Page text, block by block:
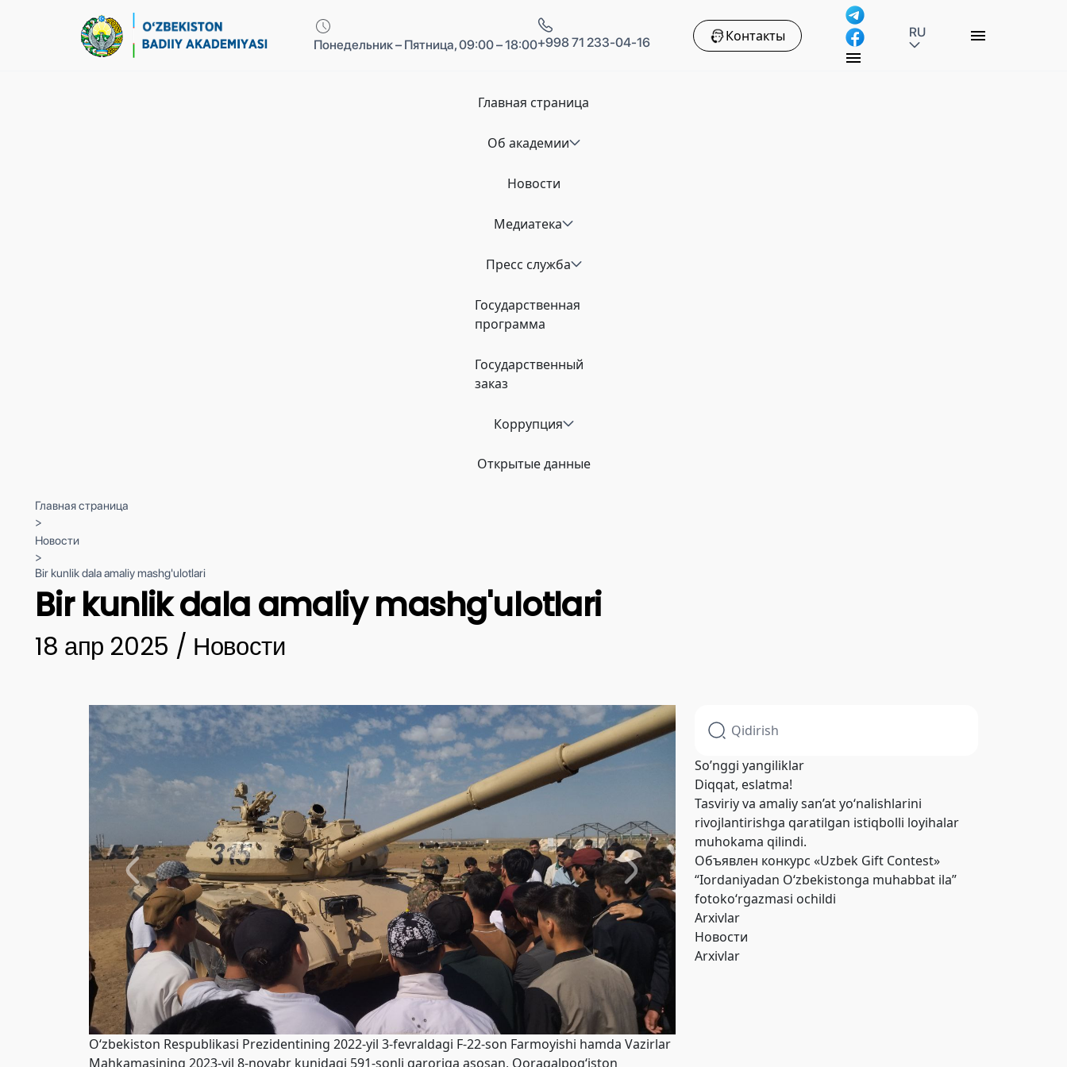
Понедельник – Пятница, 09:00 – 18:00+998 71 233-04-16 Контакты RU
Главная страница
Об академии
Новости
Медиатека
Пресс служба
Государственная
программа
Государственный
заказ
Коррупция
Открытые данные
Главная страница
>
Новости
>
Bir kunlik dala amaliy mashg'ulotlari
Bir kunlik dala amaliy mashg'ulotlari
18 апр 2025 / Новости
O‘zbekiston Respublikasi Prezidentining 2022-yil 3-fevraldagi F-22-son Farmoyishi hamda Vazirlar
Mahkamasining 2023-yil 8-noyabr kunidagi 591-sonli qaroriga asosan, Qoraqalpog‘iston
So’nggi yangiliklar
Diqqat, eslatma!
Tasviriy va amaliy san’at yo‘nalishlarini
rivojlantirishga qaratilgan istiqbolli loyihalar
muhokama qilindi.
Объявлен конкурс «Uzbek Gift Contest»
“Iordaniyadan O‘zbekistonga muhabbat ila”
fotoko‘rgazmasi ochildi
Arxivlar
Новости
Arxivlar